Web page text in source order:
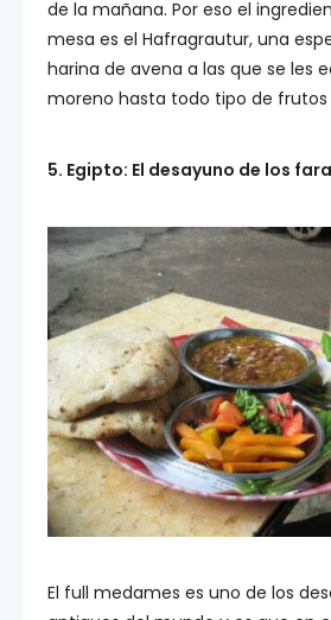
de la mañana. Por eso el
mesa es el Hafragrautur, una
harina de avena a las que se les
moreno hasta todo tipo de frutos
5. Egipto: El desayuno de los
El full medames es uno de los